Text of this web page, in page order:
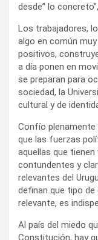
desde” lo
Los trabajadores,
algo en común
positivos,
a día ponen en
se preparan para
sociedad, la
cultural y de
Confío
que las fuerzas
aquellas que
contundentes y
relevantes del
definan que tipo
relevante, es
Al país del miedo
Constitución, hay